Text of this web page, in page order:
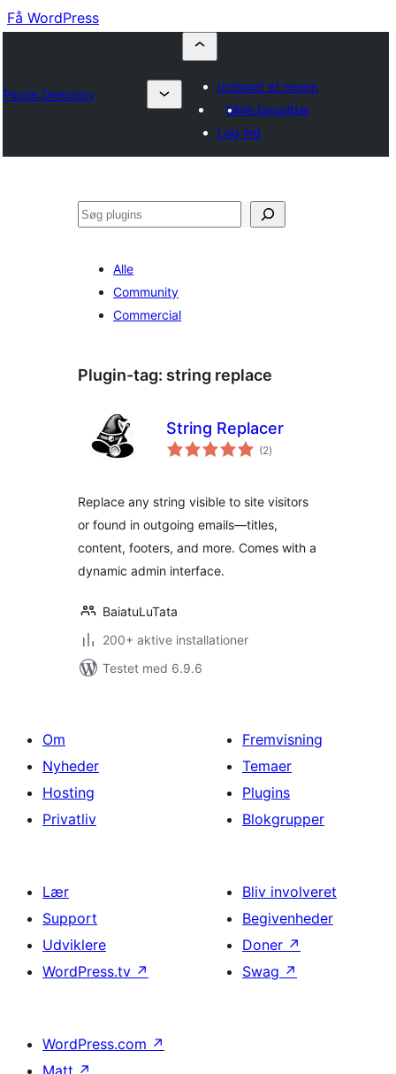
Få WordPress
Plugin Directory
Indsend et plugin
Mine favoritter
Log ind
Søg
Alle
Community
Commercial
Plugin-tag: string replace
String Replacer
(2totale
bedømmelser
)
Replace any string visible to site visitors
or found in outgoing emails—titles,
content, footers, and more. Comes with a
dynamic admin interface.
BaiatuLuTata
200+ aktive installationer
Testet med 6.9.6
Om
Nyheder
Hosting
Privatliv
Fremvisning
Temaer
Plugins
Blokgrupper
Lær
Support
Udviklere
WordPress.tv ↗
Bliv involveret
Begivenheder
Doner ↗
Swag ↗
WordPress.com ↗
Matt ↗